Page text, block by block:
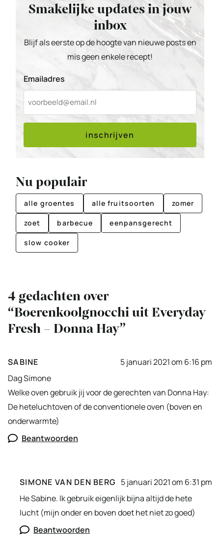
Smakelijke updates in jouw
inbox
Blijf als eerste op de hoogte van nieuwe posts en
mis geen enkele recept!
Emailadres
inschrijven
Nu populair
alle groentes alle fruitsoorten zomer
zoet barbecue eenpansgerecht
slow cooker
4 gedachten over
“Boerenkoolgnocchi uit Everyday
Fresh – Donna Hay”
SABINE
5 januari 2021 om 6:16 pm
Dag Simone
Welke oven gebruik jij voor de gerechten van Donna Hay:
De heteluchtoven of de conventionele oven (boven en
onderwarmte)
Beantwoorden
SIMONE VAN DEN BERG 5 januari 2021 om 6:31 pm
He Sabine. Ik gebruik eigenlijk bijna altijd de hete
lucht (mijn onder en boven doet het niet zo goed)
Beantwoorden